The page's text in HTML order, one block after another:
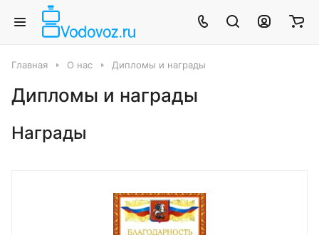
Главная О нас Дипломы и награды
Дипломы и награды
Награды